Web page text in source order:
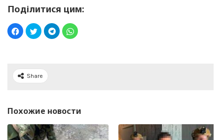
Поділитися цим:
Share
Похожие новости